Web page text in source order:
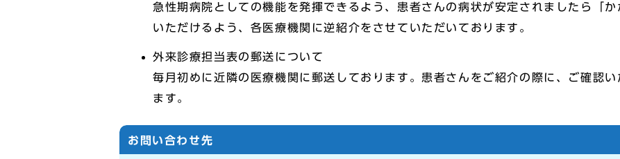
急性期病院としての機能を発揮できるよう、患者さんの病状が安定されましたら「
いただけるよう、各医療機関に逆紹介をさせていただいております。
外来診療担当表の郵送について
毎月初めに近隣の医療機関に郵送しております。患者さんをご紹介の際に、ご確認
ます。
お問い合わせ先